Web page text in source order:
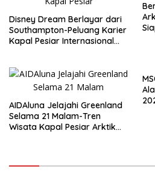
Disney Dream Berlayar dari
Southampton-Peluang Karier
Kapal Pesiar Internasional
AIDAluna Jelajahi Greenland
Selama 21 Malam-Tren
Wisata Kapal Pesiar Arktik